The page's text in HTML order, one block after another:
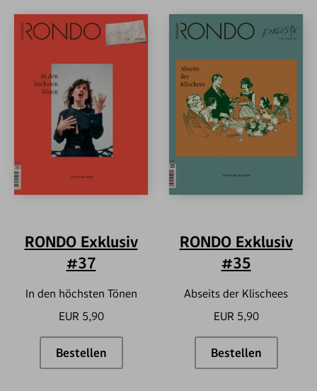
RONDO Exklusiv
#37
In den höchsten Tönen
EUR 5,90
BestellenRONDO Exklusiv #37
RONDO Exklusiv
#35
Abseits der Klischees
EUR 5,90
Bestellen
RONDO